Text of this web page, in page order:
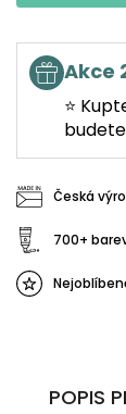
Akce
⭐
budete
Česká
700+
POPIS